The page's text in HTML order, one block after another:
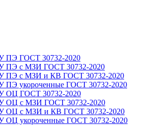
ПЭ ГОСТ 30732-2020
ПЭ с МЗИ ГОСТ 30732-2020
ПЭ с МЗИ и КВ ГОСТ 30732-2020
ПЭ укороченные ГОСТ 30732-2020
ОЦ ГОСТ 30732-2020
ОЦ с МЗИ ГОСТ 30732-2020
ОЦ с МЗИ и КВ ГОСТ 30732-2020
ОЦ укороченные ГОСТ 30732-2020